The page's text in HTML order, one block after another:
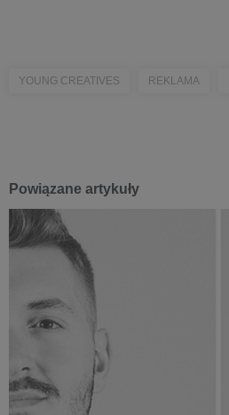
YOUNG CREATIVES REKLAMA
Powiązane artykuły